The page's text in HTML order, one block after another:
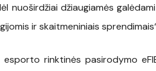
nuoširdžiai džiaugiamės
ir skaitmeniniais sprendimais
esporto rinktinės pasirodymo